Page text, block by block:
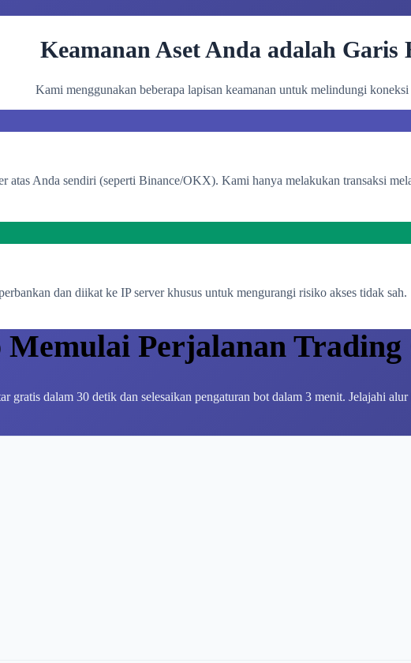
Keamanan Aset Anda adalah
Kami menggunakan beberapa lapisan keamanan untuk melindungi
atas Anda sendiri (seperti Binance/OKX). Kami hanya melakukan transaksi
dan diikat ke IP server khusus untuk mengurangi risiko akses tidak sah.
Memulai Perjalanan Trading
gratis dalam 30 detik dan selesaikan pengaturan bot dalam 3 menit. Jelajahi